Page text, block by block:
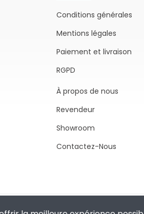
Conditions générales
Mentions légales
Paiement et livraison
RGPD
À propos de nous
Revendeur
Showroom
Contactez-Nous